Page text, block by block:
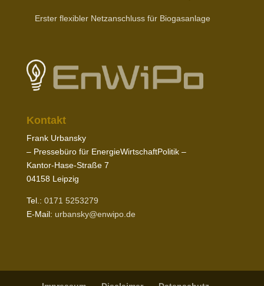
Erster flexibler Netz­an­schluss für Biogasanlage
Kontakt
Frank Urbansky
– Pres­sebüro für EnergieWirtschaftPolitik –
Kantor-​Hase-​Straße 7
04158Leipzig
Tel.: 0171 5253279
E‑Mail: urbansky@​enwipo.​de